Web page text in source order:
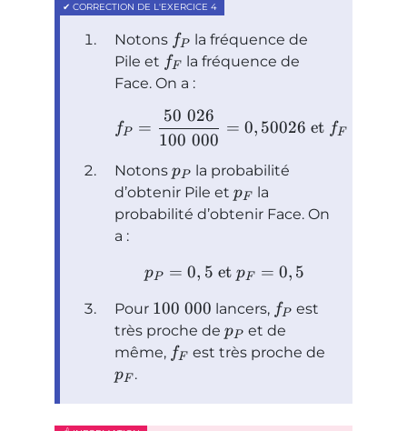
Notons fP
la fréquence de
Pile et fF
la fréquence de
Face. On a :
fP =
100 000
50 026
= 0, 50026 et fF
Notons pP
la probabilité
d’obtenir Pile et pF
la
probabilité d’obtenir Face. On
a :
pP = 0, 5 et pF = 0, 5
Pour 100 000 lancers, fP est
très proche de pP et de
même, fF est très proche de
pF .